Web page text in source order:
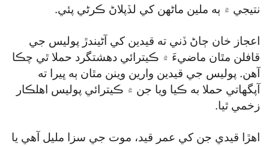
نتيجي ۾ ٻه ملين ماڻهن کي لڏپلاڻ ڪرڻي پئي.
اعجاز خان ڄاڻ ڏني ته قيدين کي آڻيندڙ پوليس جي
قافلن مٿان ماضيءَ ۾ ڪيترائي دهشتگرد حملا ٿي چڪا
آهن. پوليس جي قيدين وارين وينن مٿان ٻه ڀيرا ته
آپگهاتي حملا به ڪيا ويا جن ۾ ڪيترائي پوليس اهلڪار
زخمي ٿيا.
اهڙا قيدي جن کي عمر قيد، موت جي سزا مليل آهي يا